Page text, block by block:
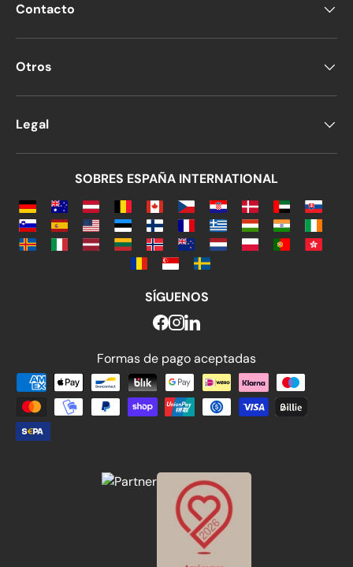
Contacto
Otros
Legal
SOBRES ESPAÑA INTERNATIONAL
SÍGUENOS
Formas de pago aceptadas
Formas de pago aceptadas